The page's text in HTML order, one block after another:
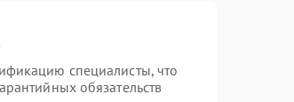
специалисты, что
обязательств